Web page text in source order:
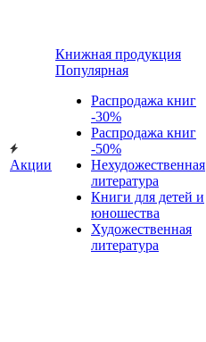
Акции
Книжная продукция
Популярная
Распродажа книг
-30%
Распродажа книг
-50%
Нехудожественная
литература
Книги для детей и
юношества
Художественная
литература